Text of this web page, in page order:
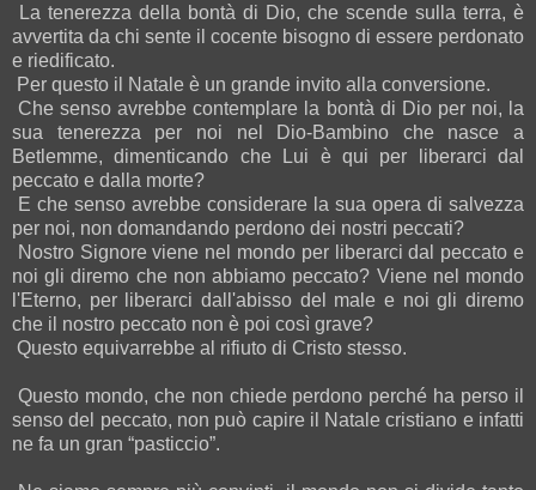
La tenerezza della bontà di Dio, che scende sulla terra, è
avvertita da chi sente il cocente bisogno di essere perdonato
e riedificato.
Per questo il Natale è un grande invito alla conversione.
Che senso avrebbe contemplare la bontà di Dio per noi, la
sua tenerezza per noi nel Dio-Bambino che nasce a
Betlemme, dimenticando che Lui è qui per liberarci dal
peccato e dalla morte?
E che senso avrebbe considerare la sua opera di salvezza
per noi, non domandando perdono dei nostri peccati?
Nostro Signore viene nel mondo per liberarci dal peccato e
noi gli diremo che non abbiamo peccato? Viene nel mondo
l'Eterno, per liberarci dall'abisso del male e noi gli diremo
che il nostro peccato non è poi così grave?
Questo equivarrebbe al rifiuto di Cristo stesso.
Questo mondo, che non chiede perdono perché ha perso il
senso del peccato, non può capire il Natale cristiano e infatti
ne fa un gran “pasticcio”.